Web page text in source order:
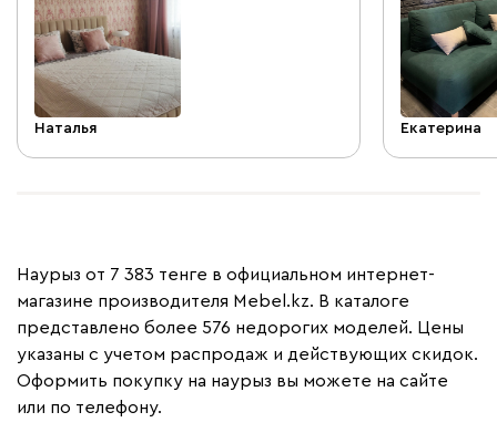
с ножками, чтобы было удобно делать
уборку. Из хлопот добавилось только
то, что её регулярно нужно пылесосить
каждую неделю. Но когда покупаешь
кровать с отделкой из ткани это само
собой разумеется. В любом случае от
этого только воздух чище. Доставка
по сути. В целом за 5 месяцев
эксплуатации покупкой пока довольны.
Теперь думаем к ней прикупить тумбы))
Наталья Екатерина
Наурыз от 7 383 тенге в официальном интернет-
магазине производителя Mebel.kz. В каталоге
представлено более 576 недорогих моделей. Цены
указаны с учетом распродаж и действующих скидок.
Оформить покупку на наурыз вы можете на сайте
или по телефону.